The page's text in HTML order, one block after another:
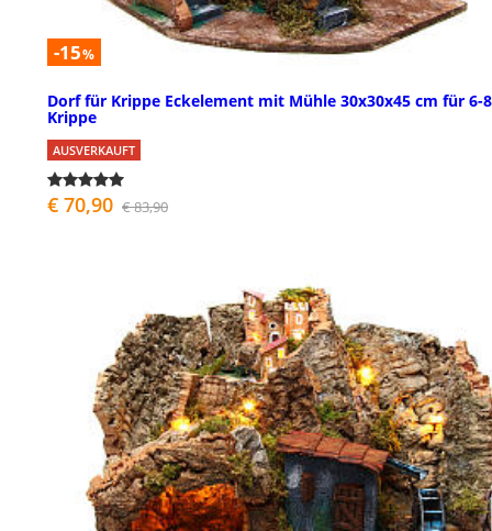
-15%
Dorf für Krippe Eckelement mit Mühle 30x30x45 cm für 6-
Krippe
AUSVERKAUFT
€ 70,90 € 83,90